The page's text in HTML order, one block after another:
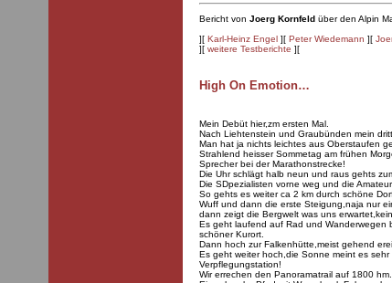
Bericht von Joerg Kornfeld über den Alpin
][ Karl-Heinz Engel ][ Peter Wiedemann ][
][ weitere Testberichte ][
High On Emotion…
Mein Debüt hier,zm ersten Mal.
Nach Liehtenstein und Graubünden mein
Man hat ja nichts leichtes aus Oberstaufen
Strahlend heisser Sommetag am frühen
Sprecher bei der Marathonstrecke!
Die Uhr schlägt halb neun und raus gehts
Die SDpezialisten vorne weg und die
So gehts es weiter ca 2 km durch schöne
Wuff und dann die erste Steigung,naja nur
dann zeigt die Bergwelt was uns
Es geht laufend auf Rad und Wanderwegen
schöner Kurort.
Dann hoch zur Falkenhütte,meist gehend
Es geht weiter hoch,die Sonne meint es
Verpflegungstation!
Wir errechen den Panoramatrail auf 1800 hm.